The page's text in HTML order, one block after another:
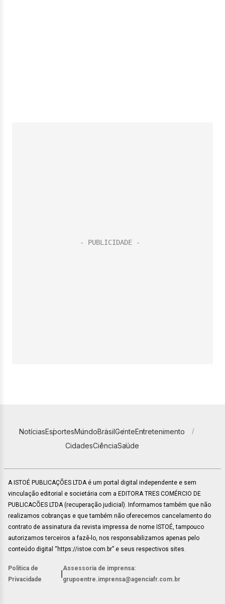
NotíciasEsportesMundoBrasilGenteEntretenimento
CidadesCiênciaSaúde
A ISTOÉ PUBLICAÇÕES LTDA é um portal digital independente e sem
vinculação editorial e societária com a EDITORA TRES COMÉRCIO DE
PUBLICACÕES LTDA (recuperação judicial). Informamos também que não
realizamos cobranças e que também não oferecemos cancelamento do
contrato de assinatura da revista impressa de nome ISTOÉ, tampouco
autorizamos terceiros a fazê-lo, nos responsabilizamos apenas pelo
conteúdo digital “https://istoe.com.br” e seus respectivos sites.
Política de
Privacidade
Assessoria de imprensa:
grupoentre.imprensa@agenciafr.com.br